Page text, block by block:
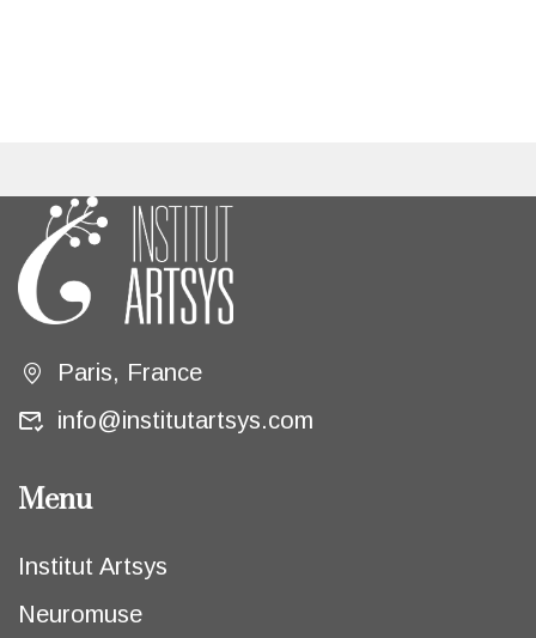
Paris, France
info@institutartsys.com
Menu
Institut Artsys
Neuromuse